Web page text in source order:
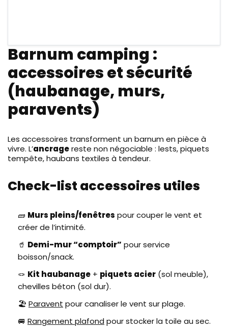
Barnum camping :
accessoires et sécurité
(haubanage, murs,
paravents)
Les accessoires transforment un barnum en pièce à
vivre. L’ancragereste non négociable : lests, piquets
tempête, haubans textiles à tendeur.
Check-list accessoires utiles
🧱 Murs pleins/fenêtres pour couper le vent et
créer de l’intimité.
🥤 Demi-mur “comptoir” pour service
boisson/snack.
🪢 Kit haubanage + piquets acier (sol meuble),
chevilles béton (sol dur).
🏖️ Paravent pour canaliser le vent sur plage.
🚐 Rangement plafond pour stocker la toile au sec.